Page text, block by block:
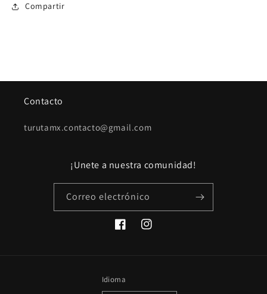
Compartir
Contacto
turutamx.contacto@gmail.com
¡Unete a nuestra comunidad!
Correo electrónico
FacebookInstagram
Idioma